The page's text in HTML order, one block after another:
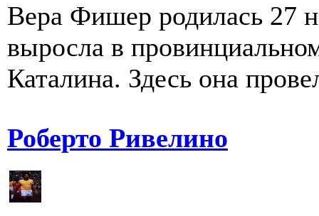
Вера Фишер родилась 27
выросла в
Каталина. Здесь она
Роберто Ривелино